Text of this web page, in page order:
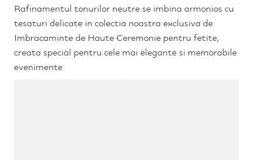
Rafinamentul tonurilor neutre se imbina armonios cu
tesaturi delicate in colectia noastra exclusiva de
Imbracaminte de Haute Ceremonie pentru fetite,
creata special pentru cele mai elegante si memorabile
evenimente